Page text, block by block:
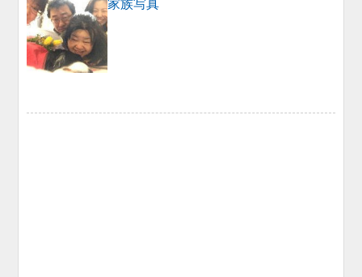
家族写真